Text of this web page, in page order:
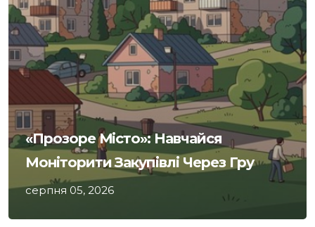
«Прозоре Місто»: Навчайся
Моніторити Закупівлі Через Гру
серпня 05, 2026